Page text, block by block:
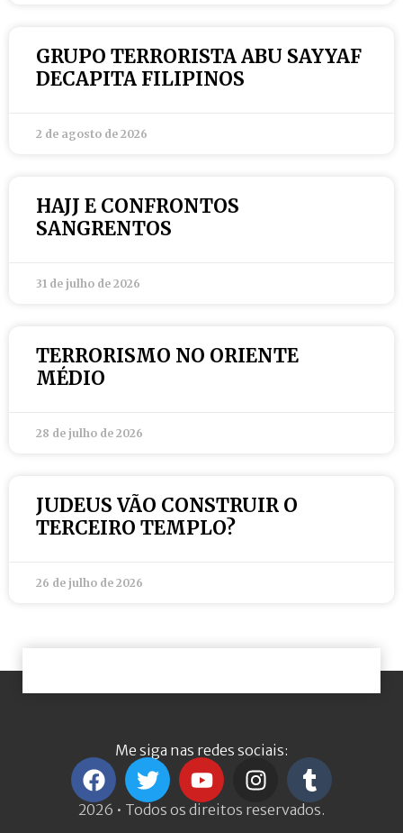
GRUPO TERRORISTA ABU SAYYAF
DECAPITA FILIPINOS
2 de agosto de 2026
HAJJ E CONFRONTOS
SANGRENTOS
31 de julho de 2026
TERRORISMO NO ORIENTE
MÉDIO
28 de julho de 2026
JUDEUS VÃO CONSTRUIR O
TERCEIRO TEMPLO?
26 de julho de 2026
Me siga nas redes sociais:
2026 • Todos os direitos reservados.